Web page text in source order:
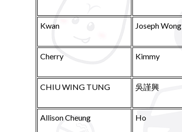
Kwan Joseph Wong
Cherry Kimmy
CHIU WING TUNG 吳謹興
Allison Cheung Ho